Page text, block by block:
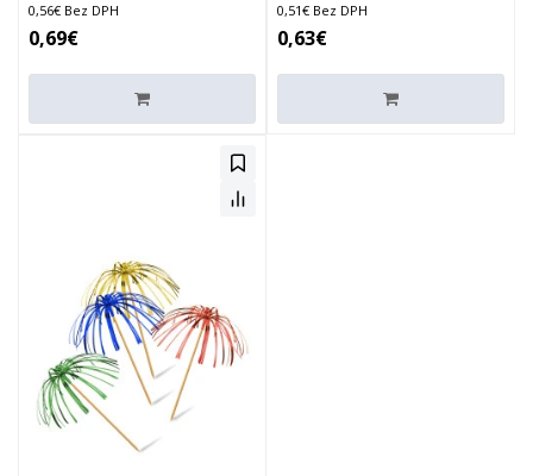
0,56€ Bez DPH
0,69€
0,51€ Bez DPH
0,63€